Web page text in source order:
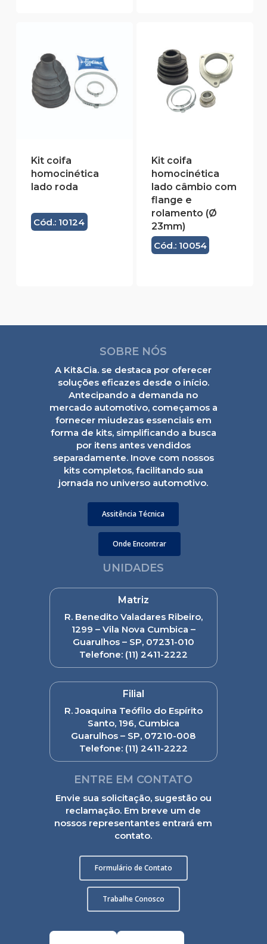
Kit coifa
homocinética
lado roda
Cód.: 10124
Kit coifa
homocinética
lado câmbio com
flange e
rolamento (Ø
23mm)
Cód.: 10054
SOBRE NÓS
A Kit&Cia. se destaca por oferecer
soluções eficazes desde o início.
Antecipando a demanda no
mercado automotivo, começamos a
fornecer miudezas essenciais em
forma de kits, simplificando a busca
por itens antes vendidos
separadamente. Inove com nossos
kits completos, facilitando sua
jornada no universo automotivo.
Assitência Técnica
Onde Encontrar
UNIDADES
Matriz
R. Benedito Valadares Ribeiro,
1299 – Vila Nova Cumbica –
Guarulhos – SP, 07231-010
Telefone: (11) 2411-2222
Filial
R. Joaquina Teófilo do Espírito
Santo, 196, Cumbica
Guarulhos – SP, 07210-008
Telefone:(11) 2411-2222
ENTRE EM CONTATO
Envie sua solicitação, sugestão ou
reclamação. Em breve um de
nossos representantes entrará em
contato.
Formulário de Contato
Trabalhe Conosco